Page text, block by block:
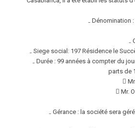
₋ Dénomination :
₋
₋ Siege social: 197 Résidence le
₋ Durée : 99 années à compter du
parts de

 Mr.
₋ Gérance : la société sera